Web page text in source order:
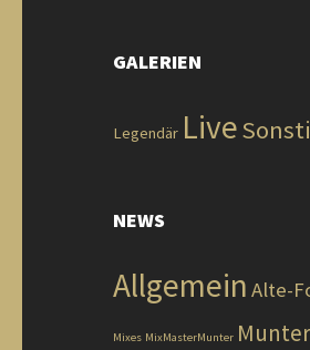
GALERIEN
Legendär Live
NEWS
Allgemein Alte-
Mixes MixMasterMunter